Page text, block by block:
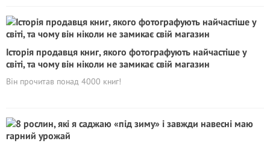
Історія продавця книг, якого фотографують найчастіше у
світі, та чому він ніколи не замикає свій магазин
Він прочитав понад 4000 книг!